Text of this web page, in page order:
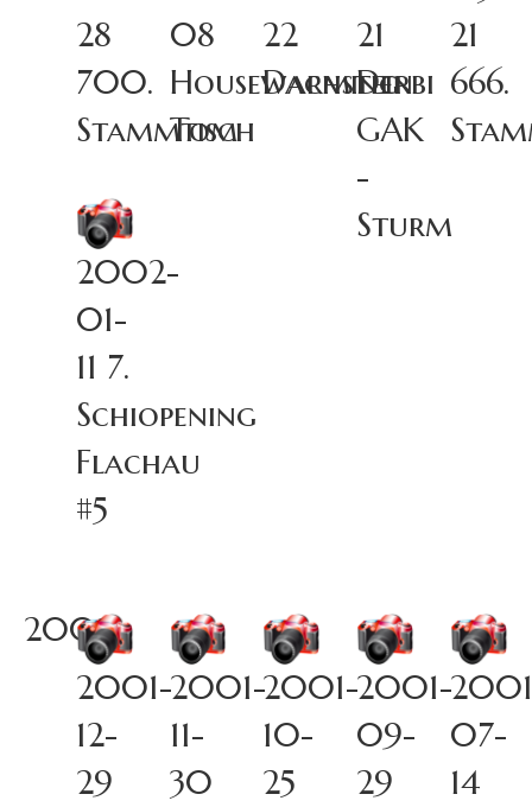
28
700.
Stammtisch
2002-
01-
11 7.
Schiopening
Flachau
#5
08
Housewarming
Tom
22
Dachstein
21
Derbi
GAK
-
Sturm
21
666.
2001
2001-
12-
29
2001-
11-
30
2001-
10-
25
2001-
09-
29
07-
14